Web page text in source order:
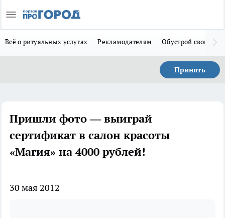
Всё о ритуальных услугах Рекламодателям Обустрой свой дом
Принять
Пришли фото — выиграй
сертификат в салон красоты
«Магия» на 4000 рублей!
30 мая 2012